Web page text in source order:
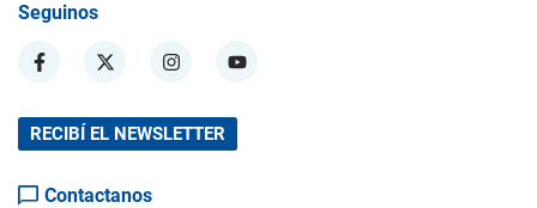
Seguinos
RECIBÍ EL NEWSLETTER
Contactanos